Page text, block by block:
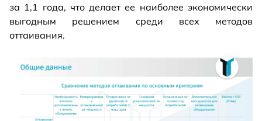
за 1,1 года, что делает ее наиболее экономически
выгодным решением среди всех методов
оттаивания.